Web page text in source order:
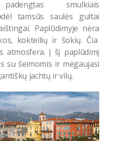
smulkiais
tamsūs saulės gultai
Paplūdimyje nėra
kokteilių ir šokių. Čia
atmosfera. Į šį paplūdimį
su šeimomis ir mėgaujasi
jachtų ir vilų.